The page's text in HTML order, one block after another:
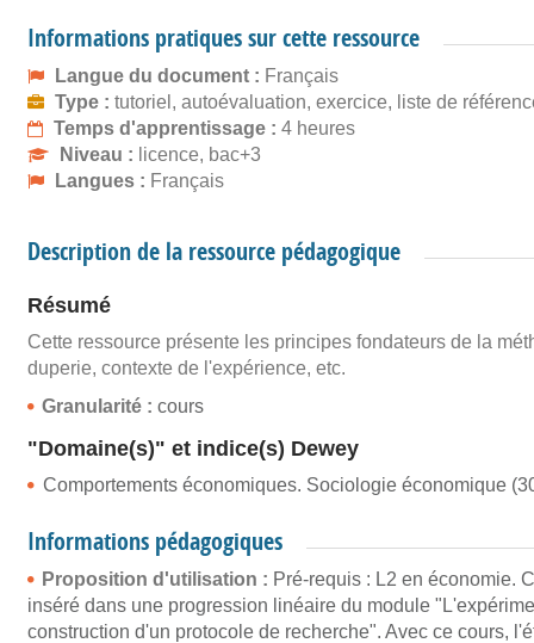
Informations pratiques sur cette ressource
Langue du document : Français
Type : tutoriel, autoévaluation, exercice, liste de
Temps d'apprentissage : 4 heures
Niveau : licence, bac+3
Langues : Français
Description de la ressource pédagogique
Résumé
Cette ressource présente les principes fondateurs de la
duperie, contexte de l'expérience, etc.
Granularité : cours
"Domaine(s)" et indice(s) Dewey
Comportements économiques. Sociologie économique
Informations pédagogiques
Proposition d'utilisation : Pré-requis : L2 en économie.
inséré dans une progression linéaire du module
construction d'un protocole de recherche". Avec ce cours,